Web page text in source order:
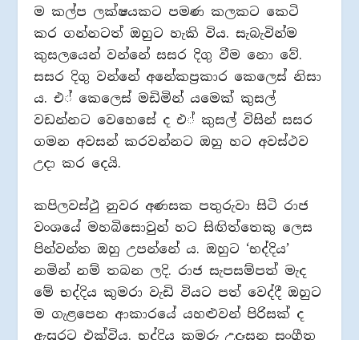
ම කල්ප ලක්ෂයකට පමණ කලකට කෙටි
කර ගන්නටත් ඔහුට හැකි විය. සැබැවින්ම
කුසලයෙන් වන්නේ සසර දිගු වීම නො වේ.
සසර දිගු වන්නේ අනේකප‍්‍රකාර කෙලෙස් නිසා
ය. එ් කෙලෙස් මඩිමින් යමෙක් කුසල්
වඩන්නට වෙහෙසේ ද එ් කුසල් විසින් සසර
ගමන අවසන් කරවන්නට ඔහු හට අවස්ථව
උදා කර දෙයි.
කපිලවස්ථු නුවර අණසක පතුරුවා සිටි රාජ
වංශයේ මහබිසොවුන් හට සිඟිත්තෙකු ලෙස
පින්වන්ත ඔහු උපන්නේ ය. ඔහුට ‘භද්දිය’
නමින් නම් තබන ලදි. රාජ සැපසම්පත් මැද
මේ භද්දිය කුමරා වැඩි වියට පත් වෙද්දී ඔහුට
ම ගැළපෙන ආකාරයේ යහළුවන් පිරිසක් ද
ඇසුරට එක්විය. භද්දිය කුමරු උදෑසන සංගීත